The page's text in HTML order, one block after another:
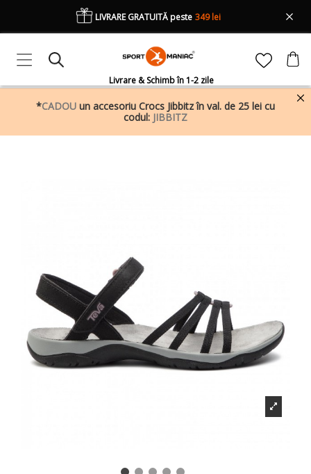
Livrare & Schimb în 1-2 zile
LIVRARE GRATUITĂ peste 349 lei
*CADOU un accesoriu Crocs Jibbitz în val. de 25 lei cu
codul: JIBBITZ